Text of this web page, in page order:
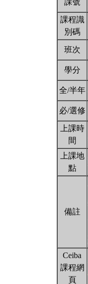
課號
課程識
別碼
班次
學分
全/半年
必/選修
上課時
間
上課地
點
備註
Ceiba
課程網
頁